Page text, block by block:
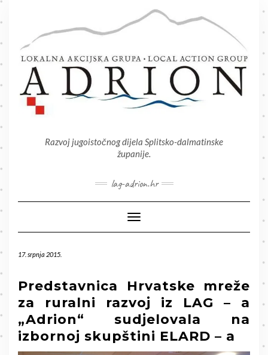
Skip
Razvoj jugoistočnog dijela Splitsko-dalmatinske
županije.
lag-adrion.hr
Toggle Navigation
17. srpnja 2015.
Predstavnica Hrvatske mreže
za ruralni razvoj iz LAG – a
„Adrion“ sudjelovala na
izbornoj skupštini ELARD – a